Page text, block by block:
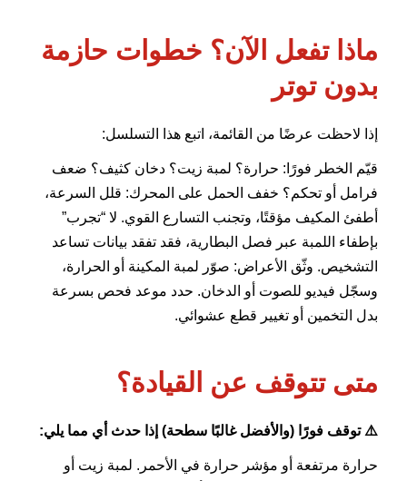
ماذا تفعل الآن؟ خطوات حازمة
بدون توتر
إذا لاحظت عرضًا من القائمة، اتبع هذا التسلسل:
قيّم الخطر فورًا: حرارة؟ لمبة زيت؟ دخان كثيف؟ ضعف
فرامل أو تحكم؟ خفف الحمل على المحرك: قلل السرعة،
أطفئ المكيف مؤقتًا، وتجنب التسارع القوي. لا “تجرب”
بإطفاء اللمبة عبر فصل البطارية، فقد تفقد بيانات تساعد
التشخيص. وثّق الأعراض: صوّر لمبة المكينة أو الحرارة،
وسجّل فيديو للصوت أو الدخان. حدد موعد فحص بسرعة
بدل التخمين أو تغيير قطع عشوائي.
متى تتوقف عن القيادة؟
⚠️ توقف فورًا (والأفضل غالبًا سطحة) إذا حدث أي مما يلي:
حرارة مرتفعة أو مؤشر حرارة في الأحمر. لمبة زيت أو